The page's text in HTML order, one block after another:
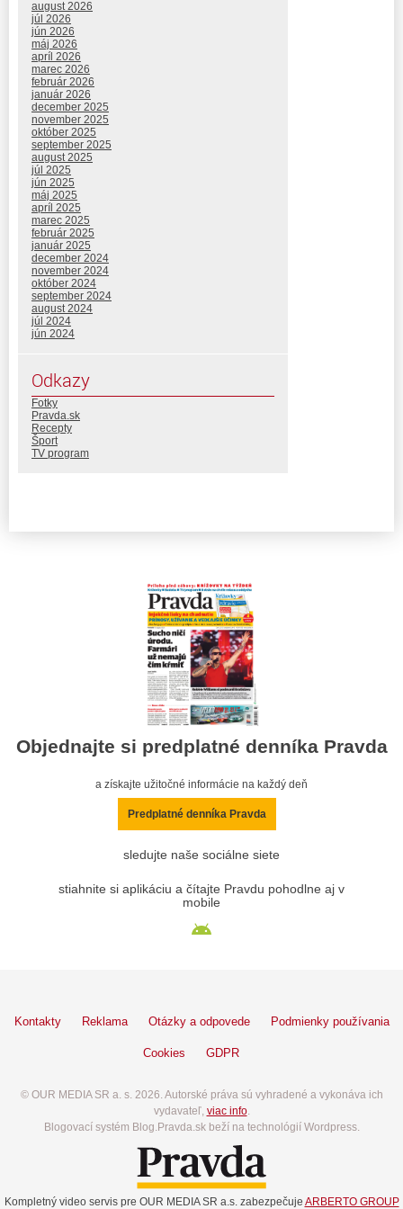
august 2026
júl 2026
jún 2026
máj 2026
apríl 2026
marec 2026
február 2026
január 2026
december 2025
november 2025
október 2025
september 2025
august 2025
júl 2025
jún 2025
máj 2025
apríl 2025
marec 2025
február 2025
január 2025
december 2024
november 2024
október 2024
september 2024
august 2024
júl 2024
jún 2024
Odkazy
Fotky
Pravda.sk
Recepty
Šport
TV program
Objednajte si predplatné denníka Pravda
a získajte užitočné informácie na každý deň
Predplatné denníka Pravda
sledujte naše sociálne siete
stiahnite si aplikáciu a čítajte Pravdu pohodlne aj v
mobile
Kontakty Reklama Otázky a odpovede Podmienky používania
Cookies GDPR
© OUR MEDIA SR a. s. 2026. Autorské práva sú vyhradené a vykonáva ich
vydavateľ, viac info.
Blogovací systém Blog.Pravda.sk beží na technológií Wordpress.
Kompletný video servis pre OUR MEDIA SR a.s. zabezpečuje ARBERTO GROUP